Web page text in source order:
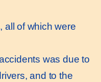
all of which were
was due to
and to the